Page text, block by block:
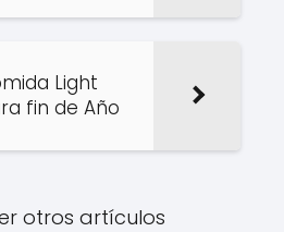
Light
fin de Año
otros artículos